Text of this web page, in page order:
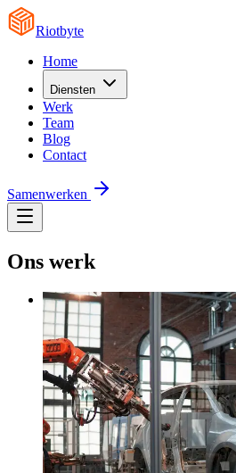
Riotbyte
Home
Diensten
Werk
Team
Blog
Contact
Samenwerken
Ons werk